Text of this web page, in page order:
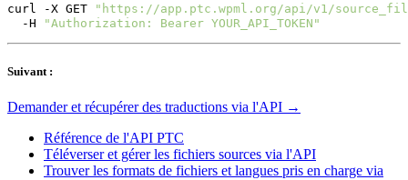
curl -X GET
"https://app.ptc.wpml.org/api/v1/
-H
"Authorization: Bearer YOUR_API_TOKEN"
Suivant :
Demander et récupérer des traductions via l'API →
Référence de l'API PTC
Téléverser et gérer les fichiers sources via l'API
Trouver les formats de fichiers et langues pris en charge via